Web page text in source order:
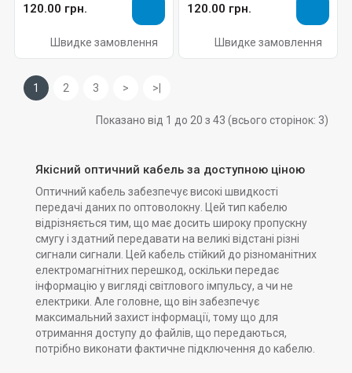
120.00 грн.
Швидке замовлення
120.00 грн.
Швидке замовлення
1 2 3 > >|
Показано від 1 до 20 з 43 (всього сторінок: 3)
Якісний оптичний кабель за доступною ціною
Оптичний кабель забезпечує високі швидкості
передачі даних по оптоволокну. Цей тип кабелю
відрізняється тим, що має досить широку пропускну
смугу і здатний передавати на великі відстані різні
сигнали сигнали. Цей кабель стійкий до різноманітних
електромагнітних перешкод, оскільки передає
інформацію у вигляді світлового імпульсу, а чи не
електрики. Але головне, що він забезпечує
максимальний захист інформації, тому що для
отримання доступу до файлів, що передаються,
потрібно виконати фактичне підключення до кабелю.